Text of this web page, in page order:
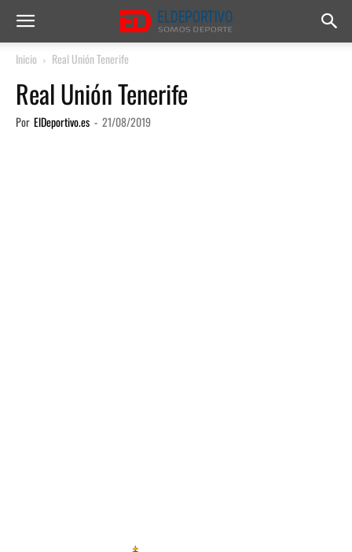
Inicio Real Unión Tenerife
Real Unión Tenerife
Por ElDeportivo.es - 21/08/2019